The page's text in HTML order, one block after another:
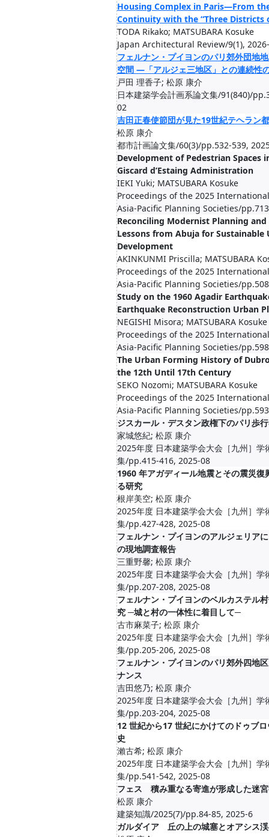
Housing Complex in Paris—From
Continuity with the “Three Districts
TODA Rikako; MATSUBARA Kosuke
Japan Architectural Review/9(1),
フェルナン・プイヨンのパリ郊外団地
空間 ―「アルジェ三地区」との連続性
戸田 理香子; 松原 康介
日本建築学会計画系論文集/91(840)/
02
吉田正春使節団が見た19世紀テヘラン
松原 康介
都市計画論文集/60(3)/pp.532-539,
Development of Pedestrian Spaces
Giscard d’Estaing Administration
IEKI Yuki; MATSUBARA Kosuke
Proceedings of the 2025
Asia-Pacific Planning Societies/
Reconciling Modernist Planning and
Lessons from Abuja for Sustainable
Development
AKINKUNMI Priscilla; MATSUBARA
Proceedings of the 2025
Asia-Pacific Planning Societies/
Study on the 1960 Agadir
Earthquake Reconstruction Urban
NEGISHI Misora; MATSUBARA Kosuke
Proceedings of the 2025
Asia-Pacific Planning Societies/
The Urban Forming History of
the 12th Until 17th Century
SEKO Nozomi; MATSUBARA Kosuke
Proceedings of the 2025
Asia-Pacific Planning Societies/
ジスカール・デスタン政権下のパリ歩
家城悠紀; 松原 康介
2025年度 日本建築学会大会［九州］学
集/pp.415-416, 2025-08
1960 年アガディール地震とその震災復
る研究
根岸美空; 松原 康介
2025年度 日本建築学会大会［九州］学
集/pp.427-428, 2025-08
フェルナン・プイヨンのアルジェリア
の現地調査報告
三重野馨; 松原 康介
2025年度 日本建築学会大会［九州］学
集/pp.207-208, 2025-08
フェルナン・プイヨンのベルカステル
究 ─城と村の一体性に着目して─
古市麻菜子; 松原 康介
2025年度 日本建築学会大会［九州］学
集/pp.205-206, 2025-08
フェルナン・プイヨンのパリ郊外四地
ナンス
吉田悠乃; 松原 康介
2025年度 日本建築学会大会［九州］学
集/pp.203-204, 2025-08
12 世紀から17 世紀にかけてのドゥブ
史
瀨古希; 松原 康介
2025年度 日本建築学会大会［九州］学
集/pp.541-542, 2025-08
フェス 積み重なる寄進が形成した迷
松原 康介
建築知識/2025(7)/pp.84-85, 2025-6
ガルダイア 丘の上の城塞とオアシス